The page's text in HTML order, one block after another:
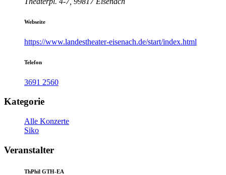
Webseite
https://www.landestheater-eisenach.de/start/index.html
Telefon
3691 2560
Kategorie
Alle Konzerte
Siko
Veranstalter
ThPhil GTH-EA